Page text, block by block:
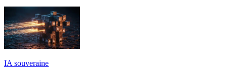
IA souveraine